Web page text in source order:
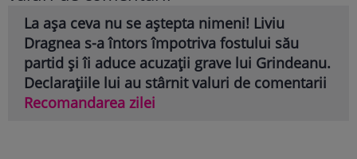
La așa ceva nu se aștepta nimeni! Liviu
Dragnea s-a întors împotriva fostului său
partid și îi aduce acuzații grave lui Grindeanu.
Declarațiile lui au stârnit valuri de comentarii
Recomandarea zilei